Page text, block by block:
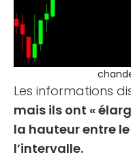
Les informations
mais ils ont «
la hauteur entre
l’intervalle.